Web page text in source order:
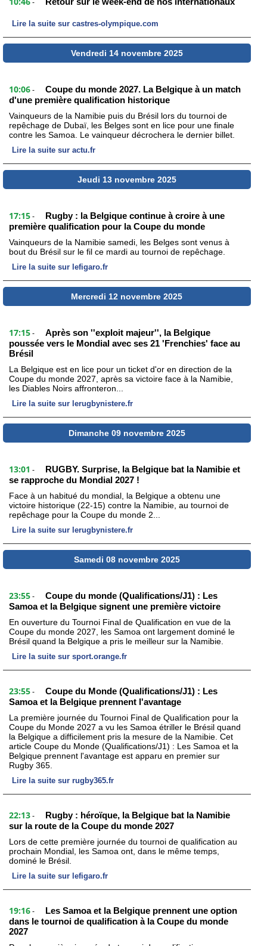
-
Lire la suite sur castres-olympique.com
Vendredi 14 novembre 2025
10:06 -
Coupe du monde 2027. La Belgique à un match
d'une première qualification historique
Vainqueurs de la Namibie puis du Brésil lors du tournoi de
repêchage de Dubaï, les Belges sont en lice pour une finale
contre les Samoa. Le vainqueur décrochera le dernier billet.
Lire la suite sur actu.fr
Jeudi 13 novembre 2025
17:15 -
Rugby : la Belgique continue à croire à une
première qualification pour la Coupe du monde
Vainqueurs de la Namibie samedi, les Belges sont venus à
bout du Brésil sur le fil ce mardi au tournoi de repêchage.
Lire la suite sur lefigaro.fr
Mercredi 12 novembre 2025
17:15 -
Après son ''exploit majeur'', la Belgique
poussée vers le Mondial avec ses 21 'Frenchies' face au
Brésil
La Belgique est en lice pour un ticket d'or en direction de la
Coupe du monde 2027, après sa victoire face à la Namibie,
les Diables Noirs affronteron...
Lire la suite sur lerugbynistere.fr
Dimanche 09 novembre 2025
13:01 -
RUGBY. Surprise, la Belgique bat la Namibie et
se rapproche du Mondial 2027 !
Face à un habitué du mondial, la Belgique a obtenu une
victoire historique (22-15) contre la Namibie, au tournoi de
repêchage pour la Coupe du monde 2...
Lire la suite sur lerugbynistere.fr
Samedi 08 novembre 2025
23:55 -
Coupe du monde (Qualifications/J1) : Les
Samoa et la Belgique signent une première victoire
En ouverture du Tournoi Final de Qualification en vue de la
Coupe du monde 2027, les Samoa ont largement dominé le
Brésil quand la Belgique a pris le meilleur sur la Namibie.
Lire la suite sur sport.orange.fr
23:55 -
Coupe du Monde (Qualifications/J1) : Les
Samoa et la Belgique prennent l'avantage
La première journée du Tournoi Final de Qualification pour la
Coupe du Monde 2027 a vu les Samoa étriller le Brésil quand
la Belgique a difficilement pris la mesure de la Namibie. Cet
article Coupe du Monde (Qualifications/J1) : Les Samoa et la
Belgique prennent l'avantage est apparu en premier sur
Rugby 365.
Lire la suite sur rugby365.fr
22:13 -
Rugby : héroïque, la Belgique bat la Namibie
sur la route de la Coupe du monde 2027
Lors de cette première journée du tournoi de qualification au
prochain Mondial, les Samoa ont, dans le même temps,
dominé le Brésil.
Lire la suite sur lefigaro.fr
19:16 -
Les Samoa et la Belgique prennent une option
dans le tournoi de qualification à la Coupe du monde
2027